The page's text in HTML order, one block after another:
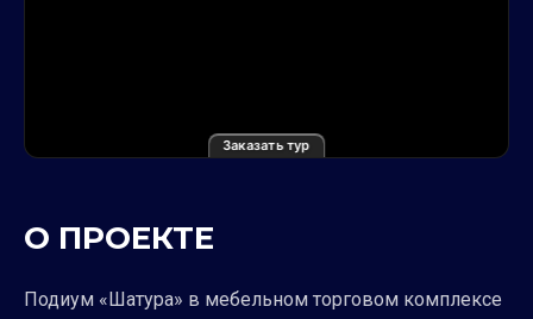
Заказать тур
О ПРОЕКТЕ
Подиум «Шатура» в мебельном торговом комплексе